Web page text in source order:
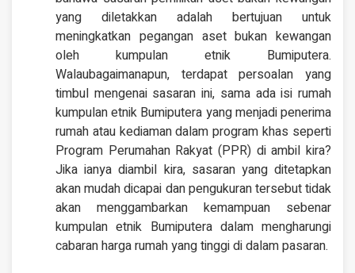
yang diletakkan adalah bertujuan untuk
meningkatkan pegangan aset bukan kewangan
oleh kumpulan etnik Bumiputera.
Walaubagaimanapun, terdapat persoalan yang
timbul mengenai sasaran ini, sama ada isi rumah
kumpulan etnik Bumiputera yang menjadi penerima
rumah atau kediaman dalam program khas seperti
Program Perumahan Rakyat (PPR) di ambil kira?
Jika ianya diambil kira, sasaran yang ditetapkan
akan mudah dicapai dan pengukuran tersebut tidak
akan menggambarkan kemampuan sebenar
kumpulan etnik Bumiputera dalam mengharungi
cabaran harga rumah yang tinggi di dalam pasaran.